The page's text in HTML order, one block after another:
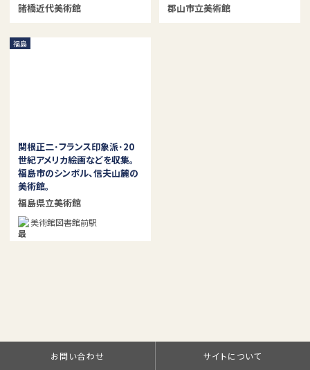
諸橋近代美術館
郡山市立美術館
福島
関根正二･フランス印象派･20
世紀アメリカ絵画などを収集。
福島市のシンボル、信夫山麓の
美術館。
福島県立美術館
美術館図書館前駅
お問い合わせ サイトについて